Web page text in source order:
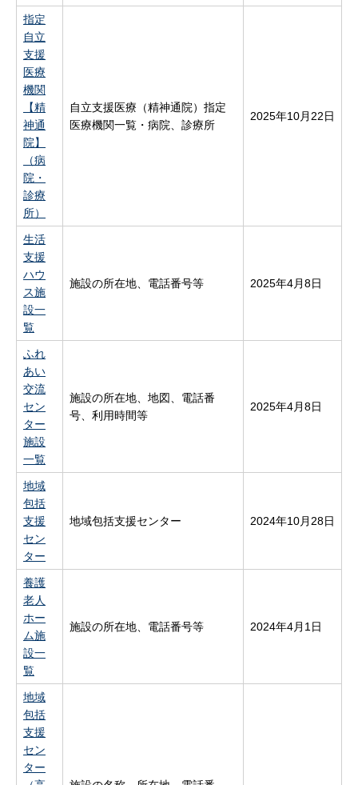
指定
自立
支援
医療
機関
【精
神通
院】
（病
院・
診療
所）
自立支援医療（精神通院）指定
医療機関一覧・病院、診療所
2025年10月22日
生活
支援
ハウ
ス施
設一
覧
施設の所在地、電話番号等 2025年4月8日
ふれ
あい
交流
セン
ター
施設
一覧
施設の所在地、地図、電話番
号、利用時間等
2025年4月8日
地域
包括
支援
セン
ター
地域包括支援センター 2024年10月28日
養護
老人
ホー
ム施
設一
覧
施設の所在地、電話番号等 2024年4月1日
地域
包括
支援
セン
ター